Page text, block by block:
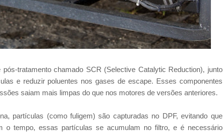
tratamento chamado SCR (Selective Catalytic Reduction), junto
e reduzir poluentes nos gases de escape. Esses componentes
saiam mais limpas do que nos motores de versões anteriores.
partículas (como fuligem) são capturadas no DPF, evitando que
o tempo, essas partículas se acumulam no filtro, e é necessário